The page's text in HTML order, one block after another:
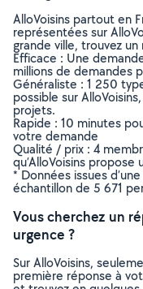
AlloVoisins partout en
représentées sur
grande ville, trouvez
Efficace : Une
millions de demandes
Généraliste : 1 250
possible sur
projets.
Rapide : 10 minutes
votre demande
Qualité / prix : 4
qu’AlloVoisins
* Données issues
échantillon de 5 671
Vous cherchez un
urgence ?
Sur AlloVoisins,
première réponse à